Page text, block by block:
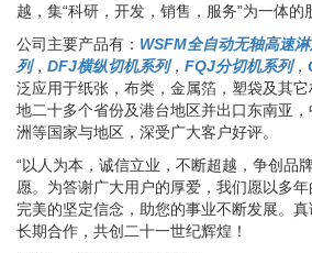
越，集“科研，开发，销售，服务”为一体的
公司主要产品有： WSFM全自动无轴高速
列， DFJ横纵切机系列， FQJ分切机系列，
泛应用于纸张，布类，金属箔，塑袋及其
地二十多个省份及港台地区并出口东南亚
洲等国家与地区，深受广大客户好评。
“以人为本，诚信立业，不断超越，争创品
愿。为答谢广大用户的厚爱，我们愿以多
完美的坚定信念，助您的事业不断发展。
长期合作，共创二十一世纪辉煌！